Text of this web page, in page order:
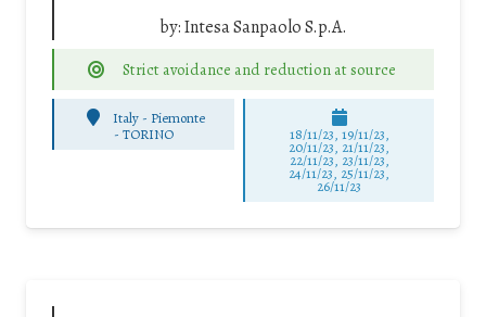
by:Intesa Sanpaolo S.p.A.
Strict avoidance and reduction at source
Italy - Piemonte
-TORINO 18/11/23, 19/11/23,
20/11/23, 21/11/23,
22/11/23, 23/11/23,
24/11/23, 25/11/23,
26/11/23